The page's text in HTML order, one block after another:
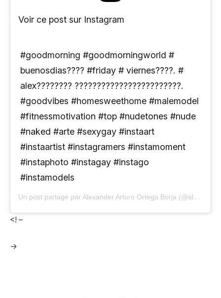
Voir ce post sur Instagram
#goodmorning #goodmorningworld #
buenosdias???? #friday # viernes????. #
alex???????? ????????????????????????.
#goodvibes #homesweethome #malemodel
#fitnessmotivation #top #nudetones #nude
#naked #arte #sexygay #instaart
#instaartist #instagramers #instamoment
#instaphoto #instagay #instago
#instamodels
<! –
->